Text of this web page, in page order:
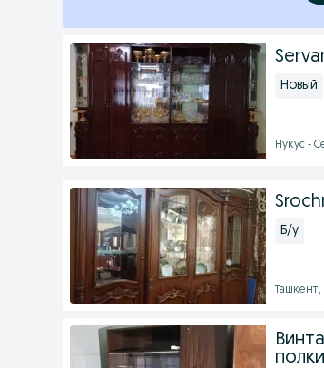
Новый
Нукус -
Б/у